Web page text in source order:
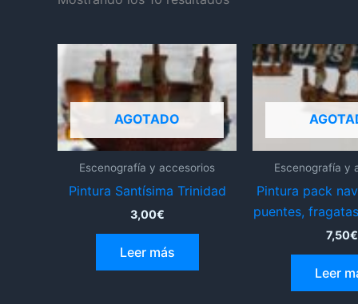
AGOTADO
Escenografía y accesorios
Pintura Santísima Trinidad
3,00€
Leer más
Escenografía y
Pintura pack
puentes,
7,50€
Leer